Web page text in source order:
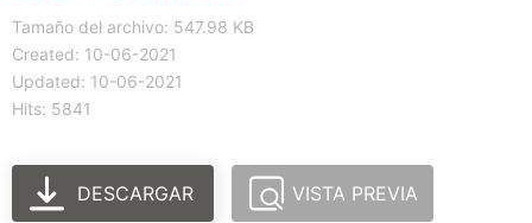
Tamaño del archivo: 547.98 KB
Created: 10-06-2021
Updated: 10-06-2021
Hits: 5841
DESCARGAR VISTA PREVIA